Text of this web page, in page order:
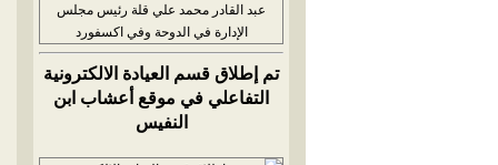
تم إطلاق قسم العيادة الالكترونية
التفاعلي في موقع أعشاب ابن
النفيس